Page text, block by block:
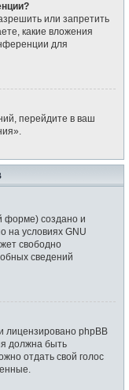
или запретить
какие вложения
для
перейдите в ваш
форме) создано и
на условиях GNU
свободно
сведений
лицензировано phpBB
должна быть
отдать свой голос